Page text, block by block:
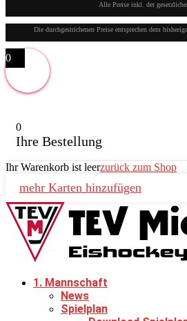
Alle Preise inkl. der
Die durchgestrichenen Preise entsprechen dem
0
0
Ihre Bestellung
Ihr Warenkorb ist leerzurück zum Shop
mehr Karten hinzufügen
1. Mannschaft
News
Spielplan